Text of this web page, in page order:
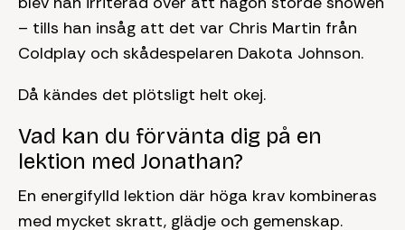
– tills han insåg att det var Chris Martin från
Coldplay och skådespelaren Dakota Johnson.
Då kändes det plötsligt helt okej.
Vad kan du förvänta dig på en
lektion med Jonathan?
En energifylld lektion där höga krav kombineras
med mycket skratt, glädje och gemenskap.